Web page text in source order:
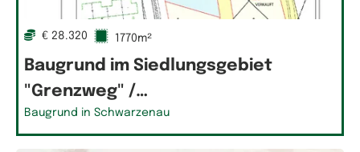
€ 28.320 1770m²
Baugrund im Siedlungsgebiet
"Grenzweg" /…
Baugrund in Schwarzenau